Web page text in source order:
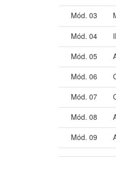
Mód. 03
Mód. 04
Mód. 05
Mód. 06
Mód. 07
Mód. 08
Mód. 09